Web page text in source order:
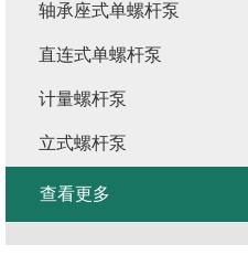
轴承座式单螺杆泵
直连式单螺杆泵
计量螺杆泵
立式螺杆泵
查看更多